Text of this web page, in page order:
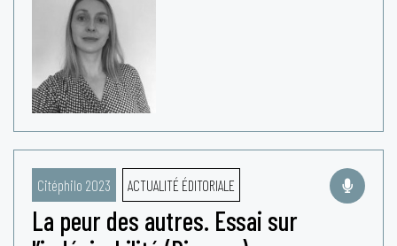
Citéphilo 2023 ACTUALITÉ ÉDITORIALE
La peur des autres. Essai sur